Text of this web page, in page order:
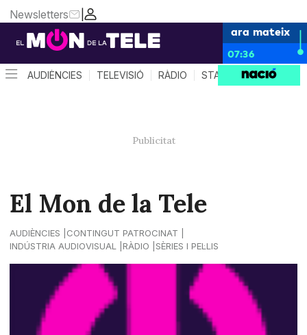
|
Newsletters
ara mateix
07:36
AUDIÈNCIES TELEVISIÓ RÀDIO STAR SYSTEM
El Mon de la Tele
AUDIÈNCIES
CONTINGUT PATROCINAT
INDÚSTRIA AUDIOVISUAL
RÀDIO SÈRIES I PEL·LIS